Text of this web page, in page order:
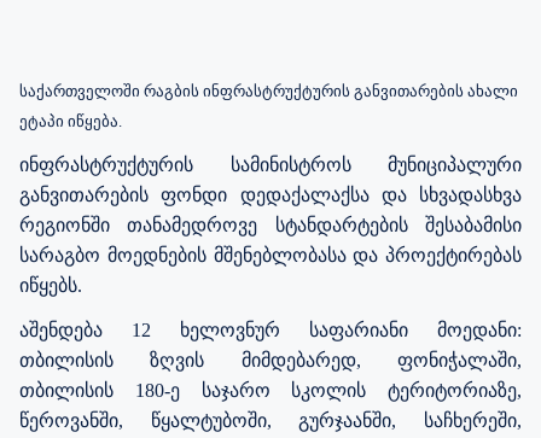
საქართველოში რაგბის ინფრასტრუქტურის განვითარების ახალი
ეტაპი იწყება.
ინფრასტრუქტურის სამინისტროს მუნიციპალური
განვითარების ფონდი დედაქალაქსა და სხვადასხვა
რეგიონში თანამედროვე სტანდარტების შესაბამისი
სარაგბო მოედნების მშენებლობასა და პროექტირებას
იწყებს.
აშენდება 12 ხელოვნურ საფარიანი მოედანი:
თბილისის ზღვის მიმდებარედ, ფონიჭალაში,
თბილისის 180-ე საჯარო სკოლის ტერიტორიაზე,
წეროვანში, წყალტუბოში, გურჯაანში, საჩხერეში,